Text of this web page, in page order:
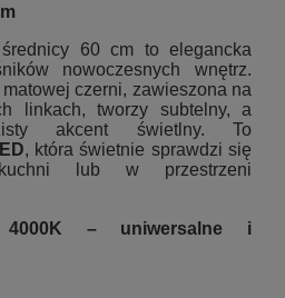
60 cm to elegancka
nowoczesnych wnętrz.
czerni, zawieszona na
linkach, tworzy subtelny, a
akcent świetlny. To
, która świetnie sprawdzi się
lub w przestrzeni
4000K – uniwersalne i